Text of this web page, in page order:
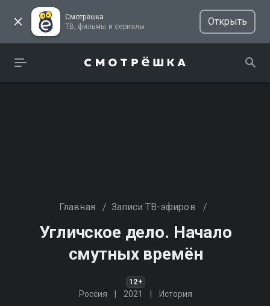
Смотрёшка
ТВ, фильмы и сериалы
Открыть
Главная / Записи ТВ-эфиров /
Угличское дело. Начало
смутных времён
12+
Россия 2021 История